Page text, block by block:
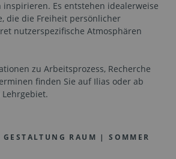
Es entstehen idealerweise
die die Freiheit persönlicher
nutzerspezifische Atmosphären
zu Arbeitsprozess, Recherche
finden Sie auf Ilias oder ab
GESTALTUNG RAUM | SOMMER